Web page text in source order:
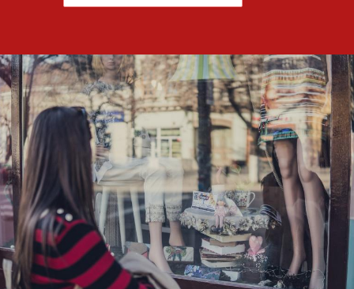
Развитие и поддержка интернет-
витрины StepClub
Смотреть проект